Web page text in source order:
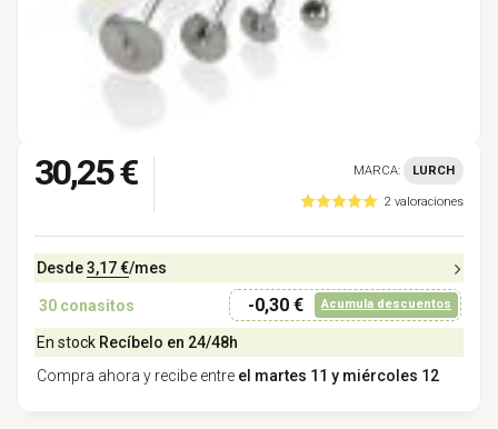
30,25 € MARCA: LURCH
2 valoraciones
Desde3,17 €/mes
30 conasitos -0,30 € Acumula descuentos
En stock Recíbelo en 24/48h
Compra ahora y recibe entre el martes 11 y miércoles 12